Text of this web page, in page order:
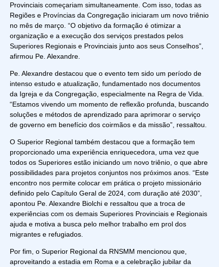
Provinciais começariam simultaneamente. Com isso, todas as
Regiões e Províncias da Congregação iniciaram um novo triênio
no mês de março. “O objetivo da formação é otimizar a
organização e a execução dos serviços prestados pelos
Superiores Regionais e Provinciais junto aos seus Conselhos”,
afirmou Pe. Alexandre.
Pe. Alexandre destacou que o evento tem sido um período de
intenso estudo e atualização, fundamentado nos documentos
da Igreja e da Congregação, especialmente na Regra de Vida.
“Estamos vivendo um momento de reflexão profunda, buscando
soluções e métodos de aprendizado para aprimorar o serviço
de governo em benefício dos coirmãos e da missão”, ressaltou.
O Superior Regional também destacou que a formação tem
proporcionado uma experiência enriquecedora, uma vez que
todos os Superiores estão iniciando um novo triênio, o que abre
possibilidades para projetos conjuntos nos próximos anos. “Este
encontro nos permite colocar em prática o projeto missionário
definido pelo Capítulo Geral de 2024, com duração até 2030”,
apontou Pe. Alexandre Biolchi e ressaltou que a troca de
experiências com os demais Superiores Provinciais e Regionais
ajuda e motiva a busca pelo melhor trabalho em prol dos
migrantes e refugiados.
Por fim, o Superior Regional da RNSMM mencionou que,
aproveitando a estadia em Roma e a celebração jubilar da